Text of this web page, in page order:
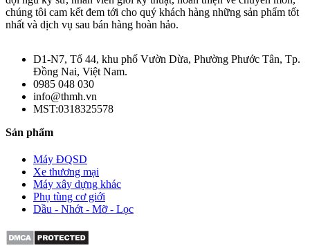
chúng tôi cam kết đem tới cho quý khách hàng những sản phẩm tốt
nhất và dịch vụ sau bán hàng hoàn hảo.
D1-N7, Tổ 44, khu phố Vườn Dừa, Phường Phước Tân, Tp.
Đồng Nai, Việt Nam.
0985 048 030
info@thmh.vn
MST:0318325578
Sản phẩm
Máy ĐQSD
Xe thương mại
Máy xây dựng khác
Phụ tùng cơ giới
Dầu - Nhớt - Mỡ - Lọc